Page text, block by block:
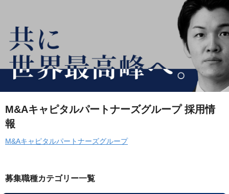
M&Aキャピタルパートナーズグループ 採用情
報
M&Aキャピタルパートナーズグループ
募集職種カテゴリー一覧